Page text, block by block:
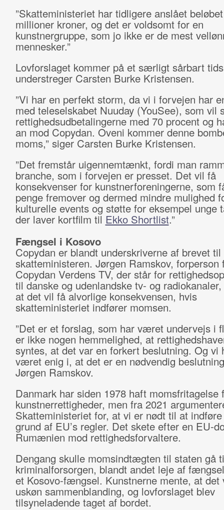
”Skatteministeriet har tidligere anslået
millioner kroner, og det er voldsomt for en
kunstnergruppe, som jo ikke er de mest
mennesker.”
Lovforslaget kommer på et særligt sårbart
understreger Carsten Burke Kristensen.
”Vi har en perfekt storm, da vi i forvejen har
med teleselskabet Nuuday (YouSee), som vil
rettighedsudbetalingerne med 70 procent og
an mod Copydan. Oveni kommer denne
moms,” siger Carsten Burke Kristensen.
”Det fremstår uigennemtænkt, fordi man
branche, som i forvejen er presset. Det vil få
konsekvenser for kunstnerforeningerne, som
penge fremover og dermed mindre mulighed
kulturelle events og støtte for eksempel unge
der laver kortfilm til Ekko Shortlist.”
Fængsel i Kosovo
Copydan er blandt underskriverne af brevet til
skatteministeren. Jørgen Ramskov, forperson
Copydan Verdens TV, der står for
til danske og udenlandske tv- og
at det vil få alvorlige konsekvensen, hvis
skatteministeriet indfører momsen.
”Det er et forslag, som har været undervejs i
er ikke nogen hemmelighed, at
syntes, at det var en forkert beslutning. Og vi
været enig i, at det er en nødvendig
Jørgen Ramskov.
Danmark har siden 1978 haft momsfritagelse
kunstnerrettigheder, men fra 2021
Skatteministeriet for, at vi er nødt til at
grund af EU’s regler. Det skete efter en EU-
Rumænien mod rettighedsforvaltere.
Dengang skulle momsindtægten til staten gå
kriminalforsorgen, blandt andet leje af
et Kosovo-fængsel. Kunstnerne mente, at det
uskøn sammenblanding, og lovforslaget blev
tilsyneladende taget af bordet.